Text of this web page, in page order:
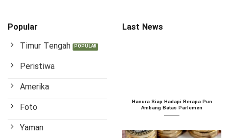
Popular
Timur Tengah
Peristiwa
Amerika
Foto
Yaman
Last News
Hanura Siap Hadapi Berapa Pun
Ambang Batas Parlemen